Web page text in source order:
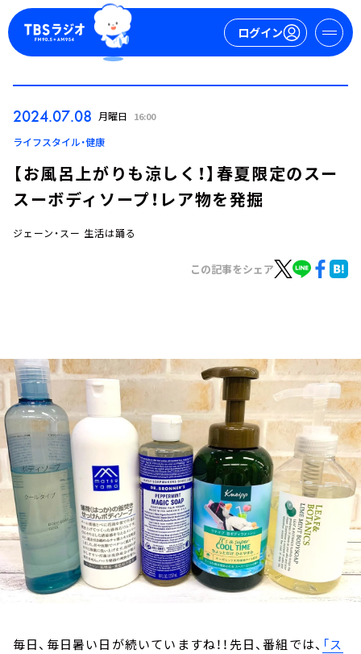
ログイン
ログイン
お知らせ
イベント・グッズ
YouTube
会社情報
2024.07.08 月曜日 16:00
ライフスタイル・健康
【お風呂上がりも涼しく！】春夏限定のスー
スーボディソープ！レア物を発掘
ジェーン・スー 生活は踊る
この記事をシェア
毎日、毎日暑い日が続いていますね！！先日、番組では、 「ス